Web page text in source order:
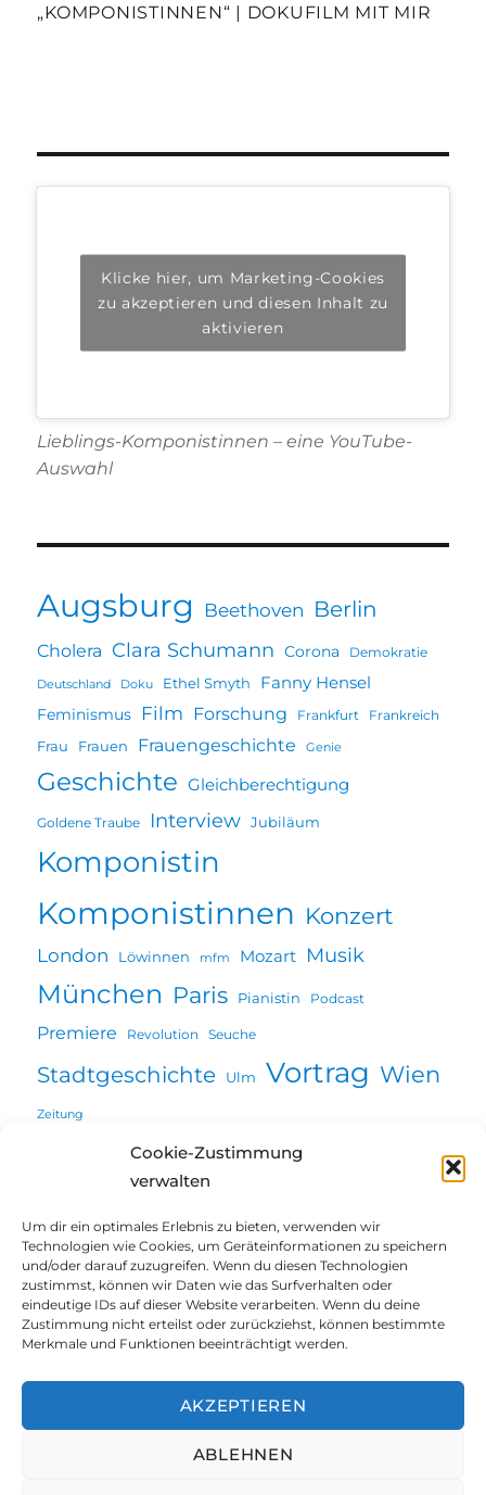
Cookie-Zustimmung
verwalten
Um dir ein optimales Erlebnis zu bieten, verwenden wir
Technologien wie Cookies, um Geräteinformationen zu speichern
und/oder darauf zuzugreifen. Wenn du diesen Technologien
zustimmst, können wir Daten wie das Surfverhalten oder
eindeutige IDs auf dieser Website verarbeiten. Wenn du deine
Zustimmung nicht erteilst oder zurückziehst, können bestimmte
Merkmale und Funktionen beeinträchtigt werden.
AKZEPTIEREN
ABLEHNEN
„KOMPONISTINNEN“ | DOKUFILM MIT MIR
Klicke hier, um Marketing-Cookies
zu akzeptieren und diesen Inhalt zu
aktivieren
Lieblings-Komponistinnen – eine YouTube-
Auswahl
Augsburg Beethoven Berlin
Cholera Clara Schumann Corona Demokratie
Deutschland Doku Ethel Smyth Fanny Hensel
Feminismus Film Forschung Frankfurt Frankreich
Frau Frauen Frauengeschichte Genie
Geschichte Gleichberechtigung
Goldene Traube Interview Jubiläum
Komponistin
Komponistinnen Konzert
London Löwinnen mfm Mozart Musik
München Paris Pianistin Podcast
Premiere Revolution Seuche
Stadtgeschichte Ulm Vortrag Wien
Zeitung
Über mich
Projekte | Vorträge
öffnen
Blog@Augsburg